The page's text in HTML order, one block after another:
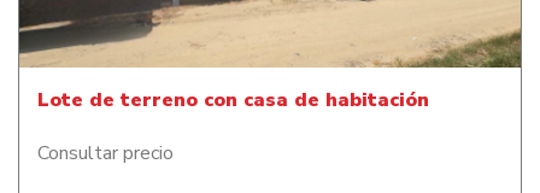
Lote de terreno con casa de habitación
Consultar precio